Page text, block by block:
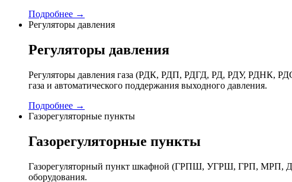
Подробнее →
Регуляторы давления
Регуляторы давления
Регуляторы давления газа (РДК, РДП, РДГД, РД, РДУ, РДНК,
газа и автоматического поддержания выходного давления.
Подробнее →
Газорегуляторные пункты
Газорегуляторные пункты
Газорегуляторный пункт шкафной (ГРПШ, УГРШ, ГРП, МРП,
оборудования.